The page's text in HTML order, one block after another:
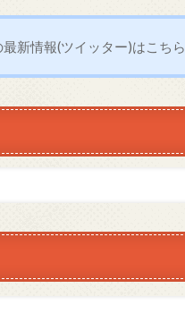
新情報(ツイッター)はこちら